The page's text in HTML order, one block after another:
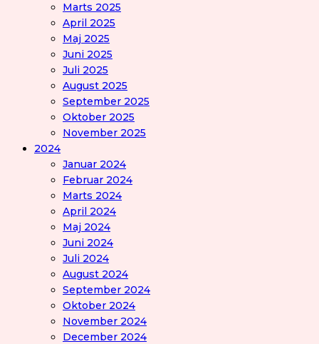
Marts 2025
April 2025
Maj 2025
Juni 2025
Juli 2025
August 2025
September 2025
Oktober 2025
November 2025
2024
Januar 2024
Februar 2024
Marts 2024
April 2024
Maj 2024
Juni 2024
Juli 2024
August 2024
September 2024
Oktober 2024
November 2024
December 2024